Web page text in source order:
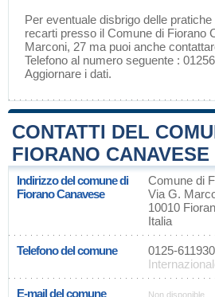
Per eventuale disbrigo delle
recarti presso il Comune di Fiorano
Marconi, 27 ma puoi anche
Telefono al numero seguente :
Aggiornare i dati.
CONTATTI DEL
FIORANO CANAVESE
Indirizzo del comune di
Fiorano Canavese
Comune di
Via G.
10010
Italia
Telefono del comune
0125-611930
E-mail del comune Non disponible